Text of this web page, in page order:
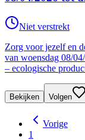
Niet verstrekt
Zorg voor jezelf en
van woensdag 08/
– ecologische
Bekijken Volgen
Vorige
1